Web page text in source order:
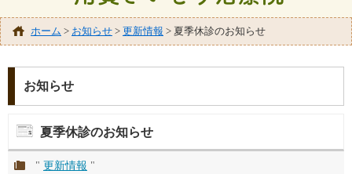
ホーム > お知らせ > 更新情報 > 夏季休診のお知らせ
お知らせ
夏季休診のお知らせ
" 更新情報 "